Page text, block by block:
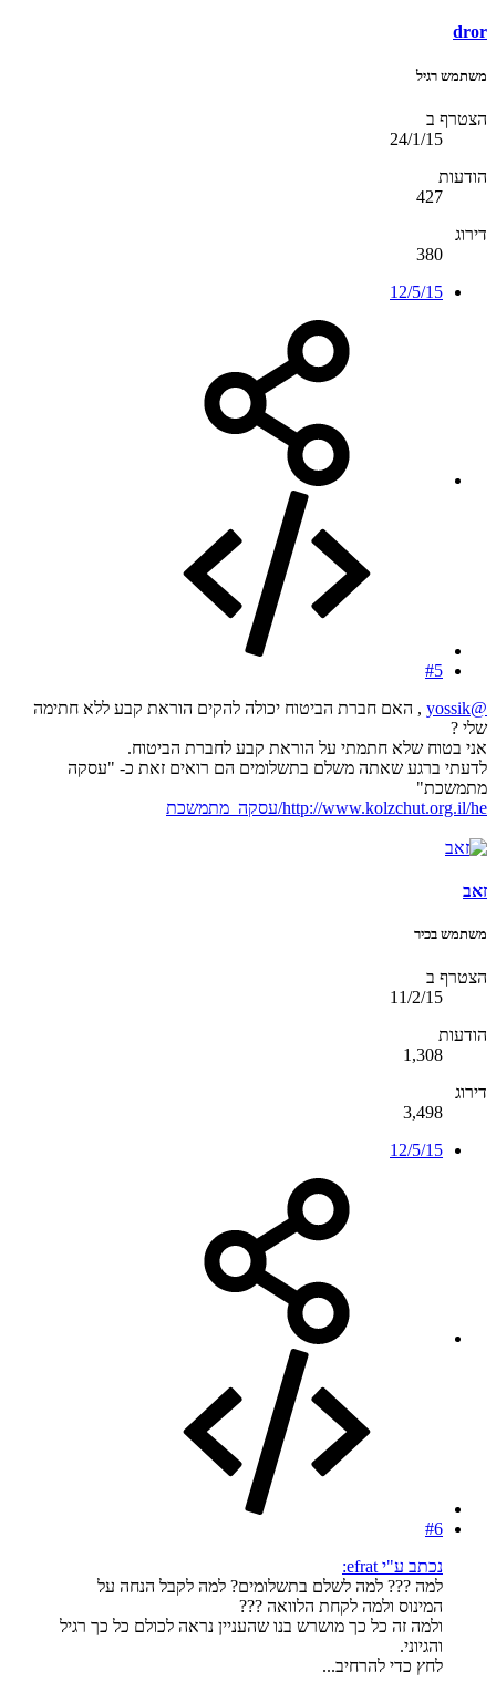
dror
משתמש רגיל
הצטרף ב
24/1/15
הודעות
427
דירוג
380
12/5/15
#5
@yossik
, האם חברת הביטוח יכולה להקים הוראת קבע ללא חתימה
שלי ?
אני בטוח שלא חתמתי על הוראת קבע לחברת הביטוח.
לדעתי ברגע שאתה משלם בתשלומים הם רואים זאת כ- "עסקה
מתמשכת"
http://www.kolzchut.org.il/he/עסקה_מתמשכת
זאב
משתמש בכיר
הצטרף ב
11/2/15
הודעות
1,308
דירוג
3,498
12/5/15
#6
נכתב ע"י efrat:
למה ??? למה לשלם בתשלומים? למה לקבל הנחה על
המינוס ולמה לקחת הלוואה ???
ולמה זה כל כך מושרש בנו שהעניין נראה לכולם כל כך רגיל
והגיוני.
לחץ כדי להרחיב...